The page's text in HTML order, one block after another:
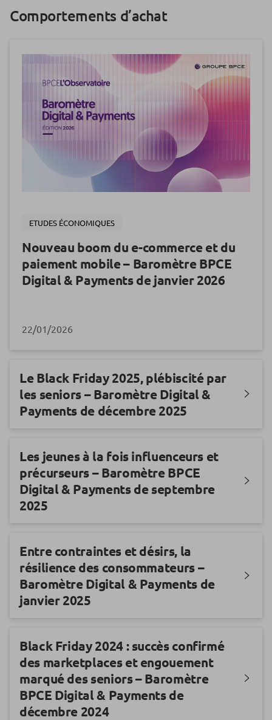
Comportements d’achat
ETUDES ÉCONOMIQUES
Nouveau boom du e-commerce et du
paiement mobile – Baromètre BPCE
Digital & Payments de janvier 2026
22/01/2026
Le Black Friday 2025, plébiscité par
les seniors – Baromètre Digital &
Payments de décembre 2025
Les jeunes à la fois influenceurs et
précurseurs – Baromètre BPCE
Digital & Payments de septembre
2025
Entre contraintes et désirs, la
résilience des consommateurs –
Baromètre Digital & Payments de
janvier 2025
Black Friday 2024 : succès confirmé
des marketplaces et engouement
marqué des seniors – Baromètre
BPCE Digital & Payments de
décembre 2024